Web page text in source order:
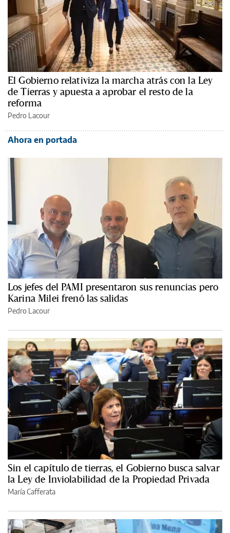
El Gobierno relativiza la marcha atrás con la Ley
de Tierras y apuesta a aprobar el resto de la
reforma
Pedro Lacour
Ahora en portada
Los jefes del PAMI presentaron sus renuncias pero
Karina Milei frenó las salidas
Pedro Lacour
Sin el capítulo de tierras, el Gobierno busca salvar
la Ley de Inviolabilidad de la Propiedad Privada
María Cafferata